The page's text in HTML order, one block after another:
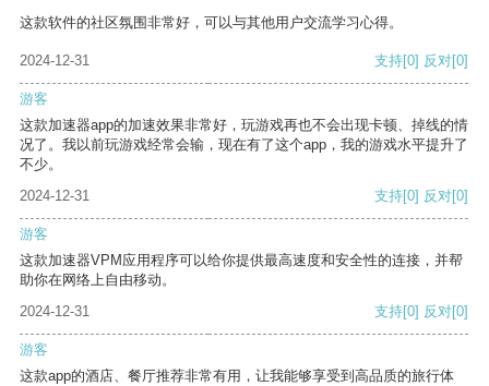
这款软件的社区氛围非常好，可以与其他用户交流学习心得。
2024-12-31 支持[0] 反对[0]
游客
这款加速器app的加速效果非常好，玩游戏再也不会出现卡顿、掉线的情
况了。我以前玩游戏经常会输，现在有了这个app，我的游戏水平提升了
不少。
2024-12-31
支持[0] 反对[0]
游客
这款加速器VPM应用程序可以给你提供最高速度和安全性的连接，并帮
助你在网络上自由移动。
2024-12-31
支持[0] 反对[0]
游客
这款app的酒店、餐厅推荐非常有用，让我能够享受到高品质的旅行体